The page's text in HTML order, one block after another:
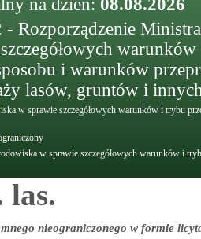
na dzień: 08.08.2026
Rozporządzenie
i warunków
lasów, gruntów i
w sprawie szczegółowych warunków i trybu
w sprawie szczegółowych warunków i
las.
nieograniczonego w formie